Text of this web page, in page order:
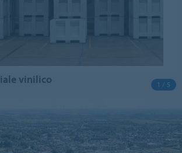
vinilico 1 / 5